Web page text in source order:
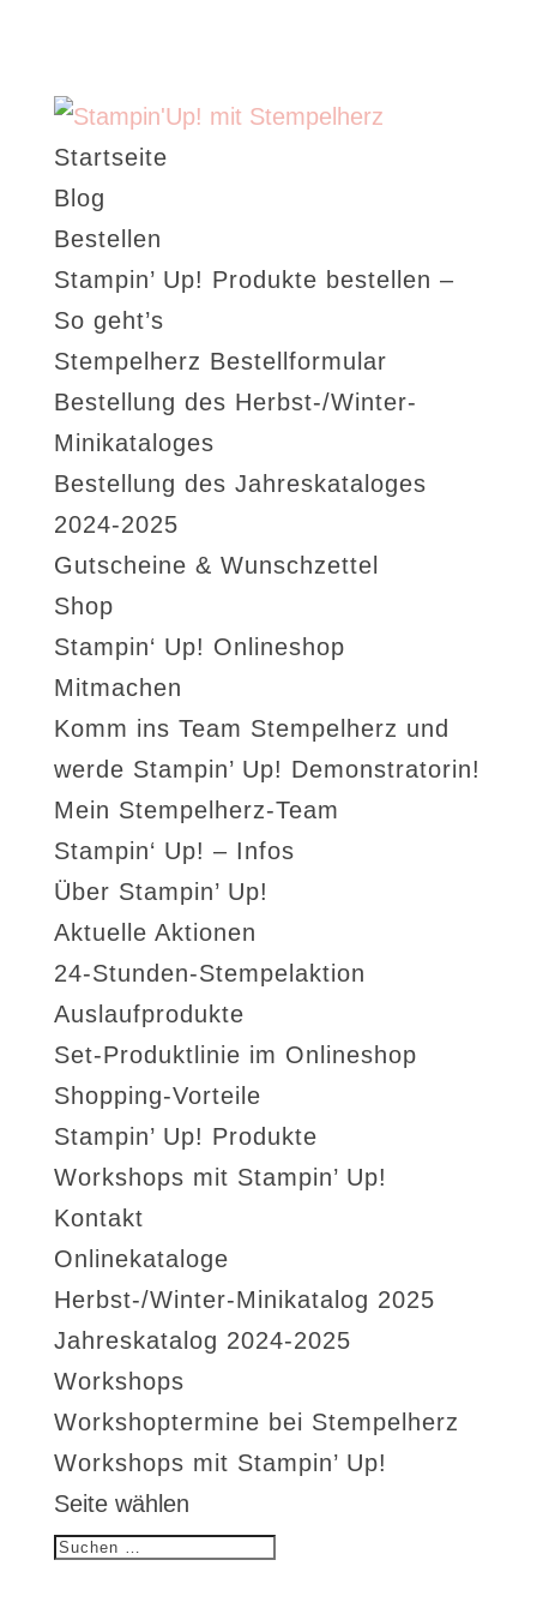
Startseite
Blog
Bestellen
Stampin’ Up! Produkte bestellen –
So geht’s
Stempelherz Bestellformular
Bestellung des Herbst-/Winter-
Minikataloges
Bestellung des Jahreskataloges
2024-2025
Gutscheine & Wunschzettel
Shop
Stampin‘ Up! Onlineshop
Mitmachen
Komm ins Team Stempelherz und
werde Stampin’ Up! Demonstratorin!
Mein Stempelherz-Team
Stampin‘ Up! – Infos
Über Stampin’ Up!
Aktuelle Aktionen
24-Stunden-Stempelaktion
Auslaufprodukte
Set-Produktlinie im Onlineshop
Shopping-Vorteile
Stampin’ Up! Produkte
Workshops mit Stampin’ Up!
Kontakt
Onlinekataloge
Herbst-/Winter-Minikatalog 2025
Jahreskatalog 2024-2025
Workshops
Workshoptermine bei Stempelherz
Workshops mit Stampin’ Up!
Seite wählen